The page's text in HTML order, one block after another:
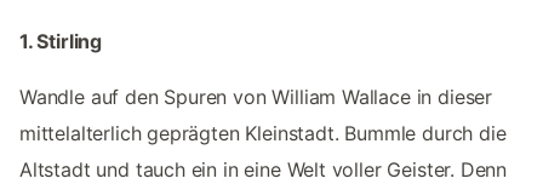
1. Stirling
Wandle auf den Spuren von William Wallace in dieser
mittelalterlich geprägten Kleinstadt. Bummle durch die
Altstadt und tauch ein in eine Welt voller Geister. Denn